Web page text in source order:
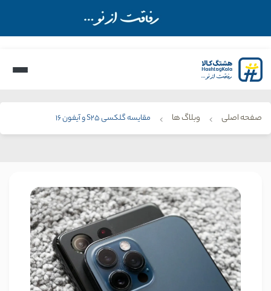
صفحه اصلی وبلاگ ها مقایسه گلکسی S25 و آیفون 16